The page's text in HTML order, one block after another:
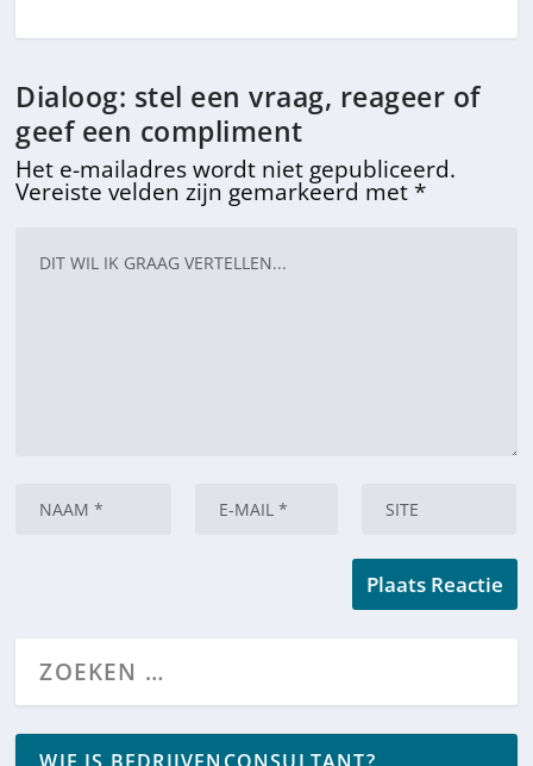
Dialoog: stel een vraag, reageer of
geef een compliment
Het e-mailadres wordt niet gepubliceerd.
Vereiste velden zijn gemarkeerd met *